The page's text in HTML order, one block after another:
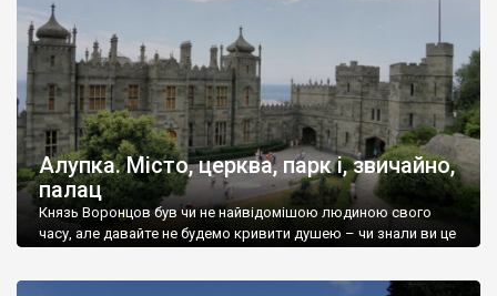
Алупка. Місто, церква, парк і, звичайно,
палац
Князь Воронцов був чи не найвідомішою людиною свого
часу, але давайте не будемо кривити душею – чи знали ви це